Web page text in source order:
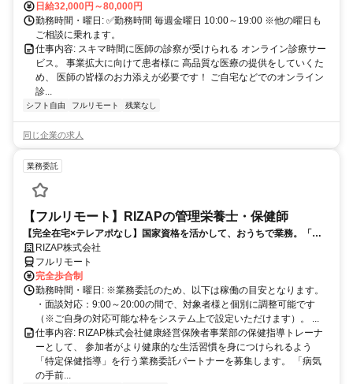
日給32,000円～80,000円
勤務時間・曜日: ✅勤務時間 毎週金曜日 10:00～19:00 ※他の曜日も
ご相談に乗れます。
仕事内容: スキマ時間に医師の診察が受けられる オンライン診療サー
ビス。 事業拡大に向けて患者様に 高品質な医療の提供をしていくた
め、 医師の皆様のお力添えが必要です！ ご自宅などでのオンライン
診...
シフト自由 フルリモート 残業なし
同じ企業の求人
業務委託
【フルリモート】RIZAPの管理栄養士・保健師
【完全在宅×テレアポなし】国家資格を活かして、おうちで業務。「も
う一つの安心」を。主婦・Wワーカー活躍中！「平日の日中だけ」「夕
方以降の数時間だけ」など、生活リズムに合わせた時間調整が可能で
す。1件ごとの成果報酬型だから、頑張った分だけ手応えのある収入
に。充実のサポート体制で、安心の在宅ワークを始めませんか？
RIZAP株式会社
フルリモート
完全歩合制
勤務時間・曜日: ※業務委託のため、以下は稼働の目安となります。
・面談対応：9:00～20:00の間で、対象者様と個別に調整可能です
（※ご自身の対応可能な枠をシステム上で設定いただけます）。 ...
仕事内容: RIZAP株式会社健康経営保険者事業部の保健指導トレーナ
ーとして、 参加者がより健康的な生活習慣を身につけられるよう
「特定保健指導」を行う業務委託パートナーを募集します。 「病気
の手前...